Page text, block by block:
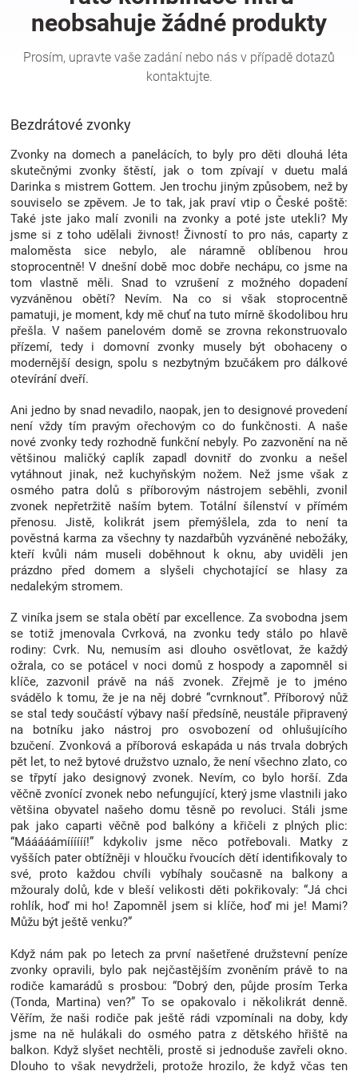
zábava
pro
děti
Těhotenské
oblečení
Novinky
Značky
Blog
Hračkářství
Přihlášení
Bezdrátové zvonky
Zvonky na domech a panelácích, to byly pro děti dlouhá léta
skutečnými zvonky štěstí, jak o tom zpívají v duetu malá
Darinka s mistrem Gottem. Jen trochu jiným způsobem, než by
souviselo se zpěvem. Je to tak, jak praví vtip o České poště:
Také jste jako malí zvonili na zvonky a poté jste utekli? My
jsme si z toho udělali živnost! Živností to pro nás, caparty z
maloměsta sice nebylo, ale náramně oblíbenou hrou
stoprocentně! V dnešní době moc dobře nechápu, co jsme na
tom vlastně měli. Snad to vzrušení z možného dopadení
vyzváněnou obětí? Nevím. Na co si však stoprocentně
pamatuji, je moment, kdy mě chuť na tuto mírně škodolibou hru
přešla. V našem panelovém domě se zrovna rekonstruovalo
přízemí, tedy i domovní zvonky musely být obohaceny o
modernější design, spolu s nezbytným bzučákem pro dálkové
otevírání dveří.
Ani jedno by snad nevadilo, naopak, jen to designové provedení
není vždy tím pravým ořechovým co do funkčnosti. A naše
nové zvonky tedy rozhodně funkční nebyly. Po zazvonění na ně
většinou maličký caplík zapadl dovnitř do zvonku a nešel
vytáhnout jinak, než kuchyňským nožem. Než jsme však z
osmého patra dolů s příborovým nástrojem seběhli, zvonil
zvonek nepřetržitě naším bytem. Totální šílenství v přímém
přenosu. Jistě, kolikrát jsem přemýšlela, zda to není ta
pověstná karma za všechny ty nazdařbůh vyzváněné nebožáky,
kteří kvůli nám museli doběhnout k oknu, aby uviděli jen
prázdno před domem a slyšeli chychotající se hlasy za
nedalekým stromem.
Z viníka jsem se stala obětí par excellence. Za svobodna jsem
se totiž jmenovala Cvrková, na zvonku tedy stálo po hlavě
rodiny: Cvrk. Nu, nemusím asi dlouho osvětlovat, že každý
ožrala, co se potácel v noci domů z hospody a zapomněl si
klíče, zazvonil právě na náš zvonek. Zřejmě je to jméno
svádělo k tomu, že je na něj dobré “cvrnknout”. Příborový nůž
se stal tedy součástí výbavy naší předsíně, neustále připravený
na botníku jako nástroj pro osvobození od ohlušujícího
bzučení. Zvonková a příborová eskapáda u nás trvala dobrých
pět let, to než bytové družstvo uznalo, že není všechno zlato, co
se třpytí jako designový zvonek. Nevím, co bylo horší. Zda
věčně zvonící zvonek nebo nefungující, který jsme vlastnili jako
většina obyvatel našeho domu těsně po revoluci. Stáli jsme
pak jako caparti věčně pod balkóny a křičeli z plných plic:
“Mááááámíííííí!” kdykoliv jsme něco potřebovali. Matky z
vyšších pater obtížněji v hloučku řvoucích dětí identifikovaly to
své, proto každou chvíli vybíhaly současně na balkony a
mžouraly dolů, kde v bleší velikosti děti pokřikovaly: “Já chci
rohlík, hoď mi ho! Zapomněl jsem si klíče, hoď mi je! Mami?
Můžu být ještě venku?”
Když nám pak po letech za první našetřené družstevní peníze
zvonky opravili, bylo pak nejčastějším zvoněním právě to na
rodiče kamarádů s prosbou: “Dobrý den, půjde prosím Terka
(Tonda, Martina) ven?” To se opakovalo i několikrát denně.
Věřím, že naši rodiče pak ještě rádi vzpomínali na doby, kdy
jsme na ně hulákali do osmého patra z dětského hřiště na
balkon. Když slyšet nechtěli, prostě si jednoduše zavřeli okno.
Dlouho to však nevydrželi, protože hrozilo, že když včas ten